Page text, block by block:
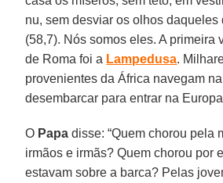
nu, sem desviar os olhos daqueles
(58,7). Nós somos eles. A primeira
de Roma foi a Lampedusa.
provenientes da África navegam
desembarcar para entrar na
O Papa disse: “Quem chorou pela
irmãos e irmãs? Quem chorou por
estavam sobre a barca? Pelas